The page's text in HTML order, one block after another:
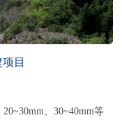
目
、30~40mm等